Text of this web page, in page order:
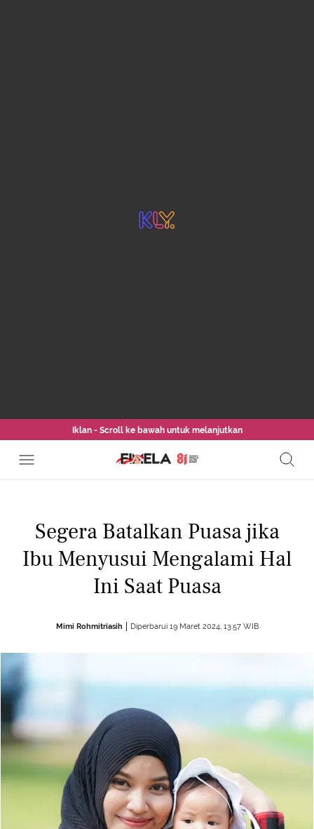
Iklan - Scroll ke bawah untuk melanjutkan
Segera Batalkan Puasa jika
Ibu Menyusui Mengalami Hal
Ini Saat Puasa
Mimi Rohmitriasih Diperbarui 19 Maret 2024, 13:57 WIB